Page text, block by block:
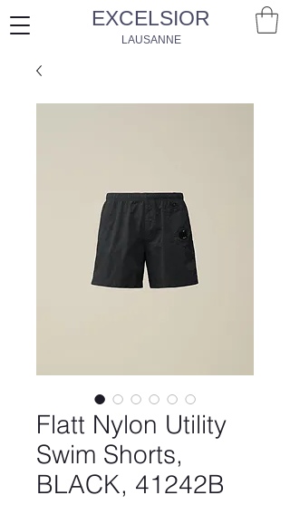
EXCELSIOR
LAUSANNE
Flatt Nylon Utility
Swim Shorts,
BLACK, 41242B